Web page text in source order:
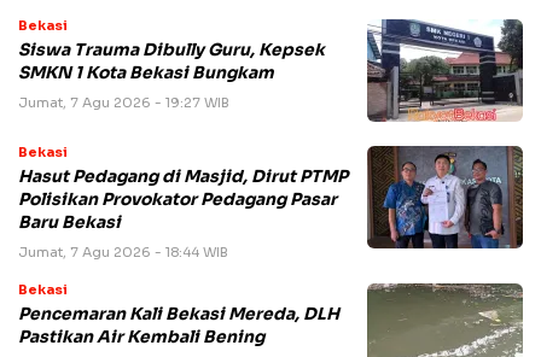
Bekasi
Siswa Trauma Dibully Guru, Kepsek
SMKN 1 Kota Bekasi Bungkam
Jumat, 7 Agu 2026 - 19:27 WIB
Bekasi
Hasut Pedagang di Masjid, Dirut PTMP
Polisikan Provokator Pedagang Pasar
Baru Bekasi
Jumat, 7 Agu 2026 - 18:44 WIB
Bekasi
Pencemaran Kali Bekasi Mereda, DLH
Pastikan Air Kembali Bening